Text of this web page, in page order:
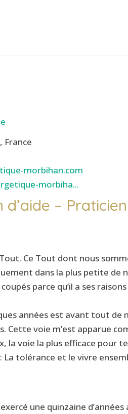
France
morbihan.com
morbiha...
– Praticien
Ce Tout dont nous
dans la plus petite de
parce qu’il a ses
années est avant tout de
Cette voie m’est apparue
la voie la plus efficace pour
tolérance et le vivre
une quinzaine d’années